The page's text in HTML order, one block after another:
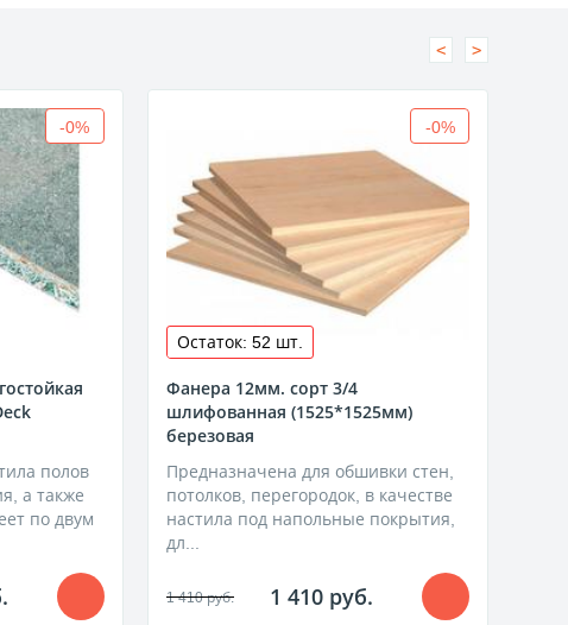
-0%
полов
а также
по двум
-0%
Остаток: 52 шт.
Фанера 12мм. сорт 3/4
шлифованная (1525*1525мм)
березовая
Предназначена для обшивки стен,
потолков, перегородок, в качестве
настила под напольные покрытия,
дл...
1 410 руб. 1 410 руб.
< >